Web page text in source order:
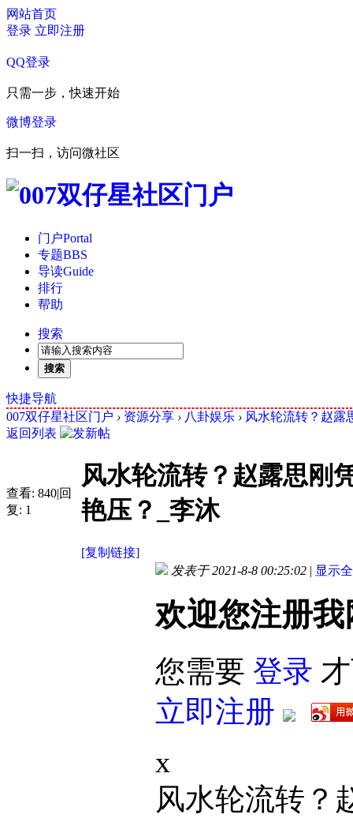
网站首页
登录 立即注册
QQ登录
只需一步，快速开始
微博登录
扫一扫，访问微社区
门户Portal
专题BBS
导读Guide
排行
帮助
搜索
搜索
快捷导航
007双仔星社区门户 › 资源分享 › 八卦娱乐 › 风水轮流转？赵露
返回列表
查看: 840|回
复: 1
风水轮流转？赵露思刚
艳压？_李沐
[复制链接]
发表于 2021-8-8 00:25:02 | 显示
欢迎您注册
您需要 登录
立即注册
x
风水轮流转？